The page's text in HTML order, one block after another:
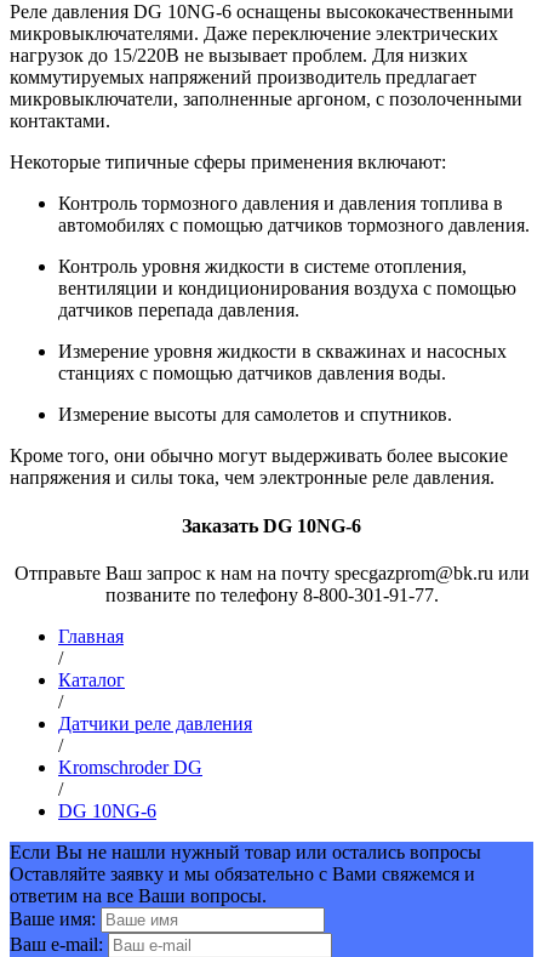
Реле давления DG 10NG-6 оснащены высококачественными
микровыключателями. Даже переключение электрических
нагрузок до 15/220В не вызывает проблем. Для низких
коммутируемых напряжений производитель предлагает
микровыключатели, заполненные аргоном, с позолоченными
контактами.
Некоторые типичные сферы применения включают:
Контроль тормозного давления и давления топлива в
автомобилях с помощью датчиков тормозного давления.
Контроль уровня жидкости в системе отопления,
вентиляции и кондиционирования воздуха с помощью
датчиков перепада давления.
Измерение уровня жидкости в скважинах и насосных
станциях с помощью датчиков давления воды.
Измерение высоты для самолетов и спутников.
Кроме того, они обычно могут выдерживать более высокие
напряжения и силы тока, чем электронные реле давления.
Заказать DG 10NG-6
Отправьте Ваш запрос к нам на почту specgazprom@bk.ru или
позваните по телефону 8-800-301-91-77.
Главная
/
Каталог
/
Датчики реле давления
/
Kromschroder DG
/
DG 10NG-6
Если Вы не нашли нужный товар или остались вопросы
Оставляйте заявку и мы обязательно с Вами свяжемся и
ответим на все Ваши вопросы.
Ваше имя:
Ваш e-mail: